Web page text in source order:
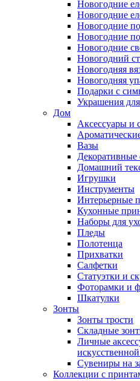
Новогодние
Новогодние
Новогодние
Новогодние
Новогодние
Новогодний
Новогодняя
Новогодняя
Подарки с
Украшения
Дом
Аксессуары и
Вазы
Декоративные
Домашний
Игрушки
Инструменты
Интерьерные
Кухонные
Наборы для
Пледы
Полотенца
Прихватки
Салфетки
Статуэтки и
Фоторамки и
Шкатулки
Зонты
Зонты трости
Складные
Личные
Сувениры на
Коллекции с